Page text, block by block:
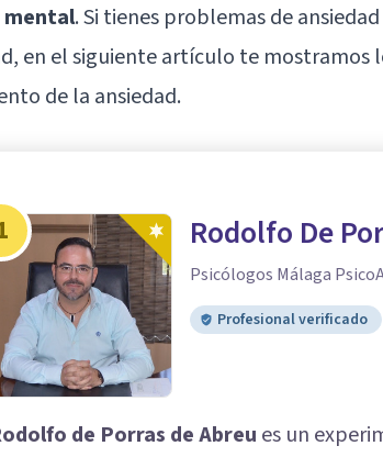
mental. Si tienes problemas de
en el siguiente artículo te mostramos
de la ansiedad.
Rodolfo De
Psicólogos Málaga
Profesional verificado
de Porras de Abreu es un